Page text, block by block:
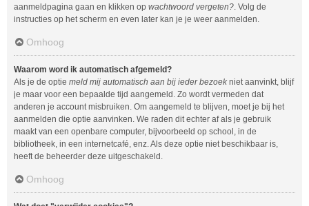
aanmeldpagina gaan en klikken op wachtwoord vergeten?. Volg de
instructies op het scherm en even later kan je je weer aanmelden.
Omhoog
Waarom word ik automatisch afgemeld?
Als je de optie meld mij automatisch aan bij ieder bezoek niet aanvinkt, blijf
je maar voor een bepaalde tijd aangemeld. Zo wordt vermeden dat
anderen je account misbruiken. Om aangemeld te blijven, moet je bij het
aanmelden die optie aanvinken. We raden dit echter af als je gebruik
maakt van een openbare computer, bijvoorbeeld op school, in de
bibliotheek, in een internetcafé, enz. Als deze optie niet beschikbaar is,
heeft de beheerder deze uitgeschakeld.
Omhoog